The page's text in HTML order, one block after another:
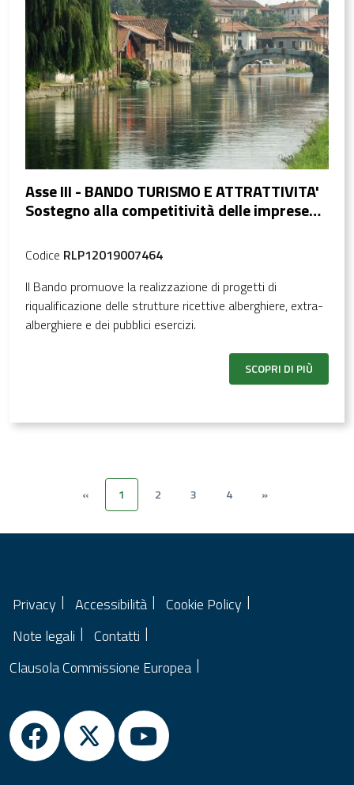
Asse III - BANDO TURISMO E ATTRATTIVITA'
Sostegno alla competitività delle imprese
LOMBARDO - ALTO OLTREPO’ PAVESE
Codice RLP12019007464
Il Bando promuove la realizzazione di progetti di
riqualificazione delle strutture ricettive alberghiere, extra-
alberghiere e dei pubblici esercizi.
SCOPRI DI PIÙ
« 1 2 3 4 »
Privacy Accessibilità
Cookie Policy
Note legali
Contatti
Clausola Commissione Europea